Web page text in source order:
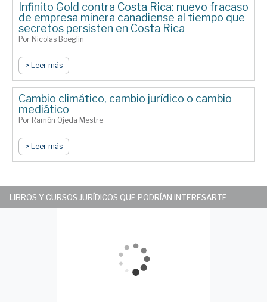
Infinito Gold contra Costa Rica: nuevo fracaso
de empresa minera canadiense al tiempo que
secretos persisten en Costa Rica
Por Nicolas Boeglin
> Leer más
Cambio climático, cambio jurídico o cambio
mediático
Por Ramón Ojeda Mestre
> Leer más
LIBROS Y CURSOS JURÍDICOS QUE PODRÍAN INTERESARTE